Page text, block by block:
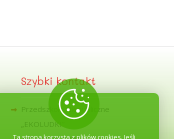
Szybki kontakt
Przedszkole Niepubliczne
„EKOLUDKI”
Ta strona korzysta z plików cookies. Jeśli